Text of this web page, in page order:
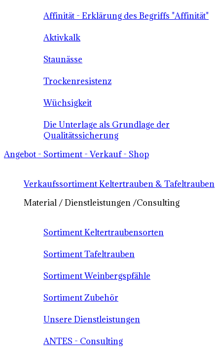
Affinität - Erklärung des Begriffs "Affinität"
Aktivkalk
Staunässe
Trockenresistenz
Wüchsigkeit
Die Unterlage als Grundlage der
Qualitätssicherung
Angebot - Sortiment - Verkauf - Shop
Verkaufssortiment Keltertrauben & Tafeltrauben
Material / Dienstleistungen /Consulting
Sortiment Keltertraubensorten
Sortiment Tafeltrauben
Sortiment Weinbergspfähle
Sortiment Zubehör
Unsere Dienstleistungen
ANTES - Consulting